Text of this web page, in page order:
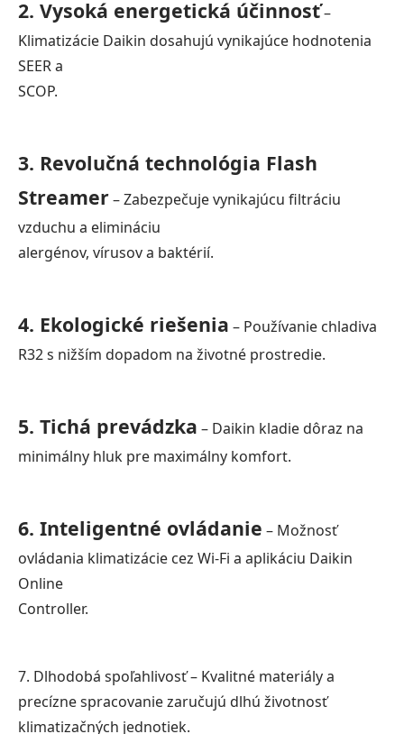
2. Vysoká energetická účinnosť–
Klimatizácie Daikin dosahujú vynikajúce hodnotenia
SEER a
SCOP.
3. Revolučná technológia Flash
Streamer– Zabezpečuje vynikajúcu filtráciu
vzduchu a elimináciu
alergénov, vírusov a baktérií.
4. Ekologické riešenia – Používanie chladiva
R32 s nižším dopadom na životné prostredie.
5. Tichá prevádzka – Daikin kladie dôraz na
minimálny hluk pre maximálny komfort.
6. Inteligentné ovládanie – Možnosť
ovládania klimatizácie cez Wi-Fi a aplikáciu Daikin
Online
Controller.
7. Dlhodobá spoľahlivosť – Kvalitné materiály a
precízne spracovanie zaručujú dlhú životnosť
klimatizačných jednotiek.